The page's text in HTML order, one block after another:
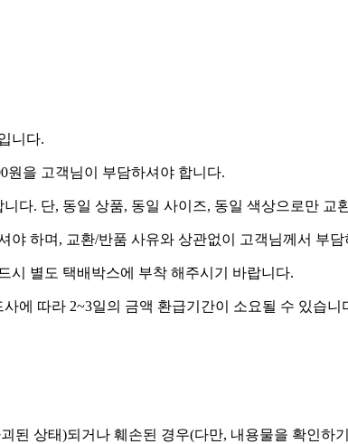
니다.
원을 고객님이 부담하셔야 합니다.
다. 단, 동일 상품, 동일 사이즈, 동일 색상으로만 교
하며, 교환/반품 사유와 상관없이 고객님께서 부
시 별도 택배박스에 부착 해주시기 바랍니다.
에 따라 2~3일의 금액 환급기간이 소요될 수 있습니
된 상태)되거나 훼손된 경우(다만, 내용물을 확인하